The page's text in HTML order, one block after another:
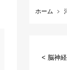
ホーム
< 脳神